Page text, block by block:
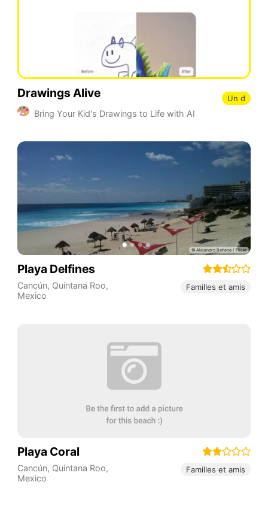
Drawings Alive
Bring Your Kid's Drawings to Life with AI
Un d
Playa Delfines
Cancún, Quintana Roo,
Mexico
Familles et amis
Playa Coral
Cancún, Quintana Roo,
Mexico
Familles et amis